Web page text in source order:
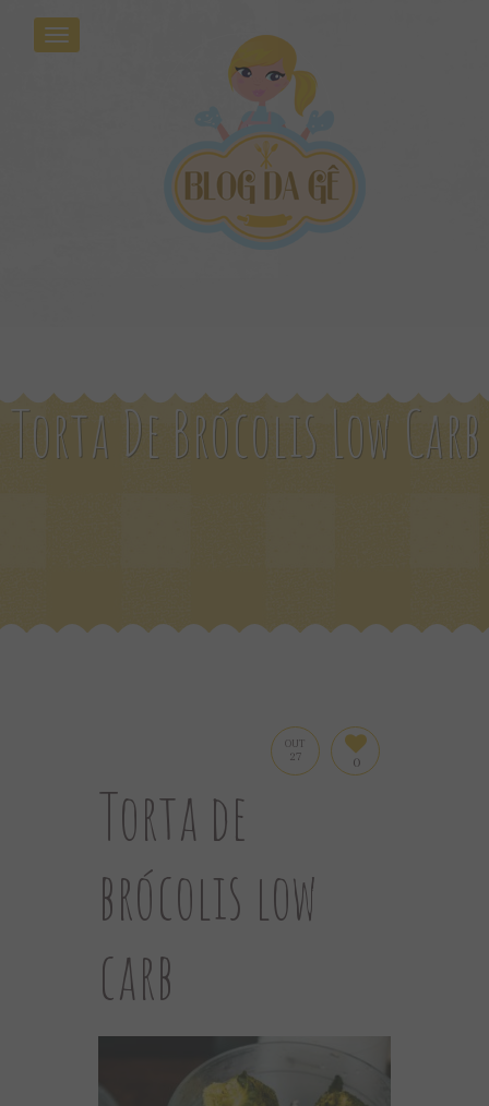
Torta De Brócolis Low Carb
OUT
27 0
Torta de
brócolis low
carb